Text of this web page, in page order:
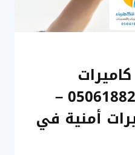
مراقبة بجدة 0506188267 –
أمنية في